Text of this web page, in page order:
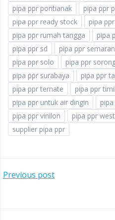
pipa ppr pontianak
pipa ppr
pipa ppr ready stock
pipa
pipa ppr rumah tangga
pipa
pipa ppr sd
pipa ppr
pipa ppr solo
pipa ppr
pipa ppr surabaya
pipa ppr
pipa ppr ternate
pipa ppr
pipa ppr untuk air dingin
pipa ppr vinilon
pipa ppr
supplier pipa ppr
POST
Previous post